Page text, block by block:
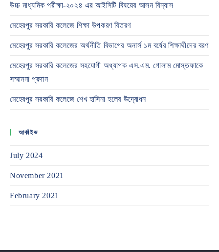
উচ্চ মাধ্যমিক পরীক্ষা-২০২৪ এর আইসিটি বিষয়ের আসন বিন্যাস
মেহেরপুর সরকারি কলেজে শিক্ষা উপকরণ বিতরণ
মেহেরপুর সরকারি কলেজের অর্থনীতি বিভাগের অনার্স ১ম বর্ষের শিক্ষার্থীদের বরণ
মেহেরপুর সরকারি কলেজের সহযোগী অধ্যাপক এস.এম. গোলাম মোস্তফাকে
সম্মাননা প্রদান
মেহেরপুর সরকারি কলেজে শেখ হাসিনা হলের উদ্বোধন
আর্কাইভ
July 2024
November 2021
February 2021